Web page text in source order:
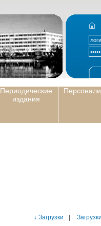
Периодические
издания
↓ Загрузки